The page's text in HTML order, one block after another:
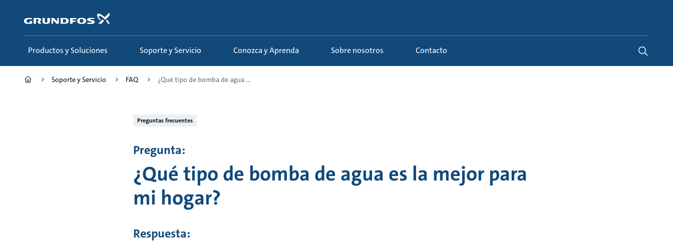
contenido
principal
Productos y Soluciones Soporte y Servicio Conozca y Aprenda Sobre nosotros Contacto
Soporte y Servicio FAQ ¿Qué tipo de bomba de agua ...
Preguntas frecuentes
Pregunta:
¿Qué tipo de bomba de agua es la mejor para
mi hogar?
Respuesta: